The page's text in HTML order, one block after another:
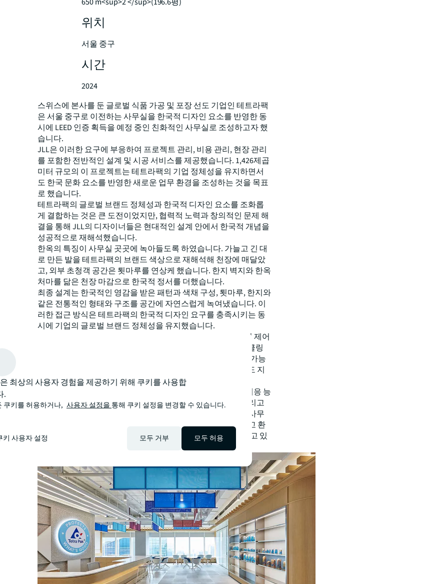
위치
서울 중구
시간
2024
스위스에 본사를 둔 글로벌 식품 가공 및 포장 선도 기업인 테트라팩
은 서울 중구로 이전하는 사무실을 한국적 디자인 요소를 반영한 동
시에 LEED 인증 획득을 예정 중인 친화적인 사무실로 조성하고자 했
습니다.
JLL은 이러한 요구에 부응하여 프로젝트 관리, 비용 관리, 현장 관리
를 포함한 전반적인 설계 및 시공 서비스를 제공했습니다. 1,426제곱
미터 규모의 이 프로젝트는 테트라팩의 기업 정체성을 유지하면서
도 한국 문화 요소를 반영한 새로운 업무 환경을 조성하는 것을 목표
로 했습니다.
테트라팩의 글로벌 브랜드 정체성과 한국적 디자인 요소를 조화롭
게 결합하는 것은 큰 도전이었지만, 협력적 노력과 창의적인 문제 해
결을 통해 JLL의 디자이너들은 현대적인 설계 안에서 한국적 개념을
성공적으로 재해석했습니다.
한옥의 특징이 사무실 곳곳에 녹아들도록 하였습니다. 가늘고 긴 대
로 만든 발을 테트라팩의 브랜드 색상으로 재해석해 천장에 매달았
고, 외부 초청객 공간은 툇마루를 연상케 했습니다. 한지 벽지와 한옥
처마를 닮은 천장 마감으로 한국적 정서를 더했습니다.
최종 설계는 한국적인 영감을 받은 패턴과 색채 구성, 툇마루, 한지와
같은 전통적인 형태와 구조를 공간에 자연스럽게 녹여냈습니다. 이
러한 접근 방식은 테트라팩의 한국적 디자인 요구를 충족시키는 동
시에 기업의 글로벌 브랜드 정체성을 유지했습니다.
테트라팩의 지속가능성 목표를 반영하여, JLL은 자동화된 조명 제어
시스템, 친환경 바닥재 및 벽면 자재, 인체공학적 가구, 리사이클링
공간 등의 친환경 요소를 도입했습니다. 이러한 요소들은 지속가능
한 업무 공간을 조성할 뿐만 아니라, LEED 실버 인증 획득 목표도 지
원합니다.
이 프로젝트의 성공적인 요소는 JLL의 복잡한 설계 요구사항 대응 능
력, 글로벌 기업 정체성과 지역 문화 요소의 균형 유지 능력, 그리고
지속가능성을 우선시하는 역량을 보여줍니다. 테트라팩 서울 사무
실은 한국의 수도의 중심에서 문화적 특성을 섬세하게 반영하고 환
경을 고려한 디자인으로, 현대 오피스의 새로운 기준을 보여주고 있
최상의 사용자 경험을 제공하기 위해 쿠키를 사용합
.
쿠키를 허용하거나, 사용자 설정을 통해 쿠키 설정을 변경할 수 있습니다.
키 사용자 설정 모두 거부 모두 허용